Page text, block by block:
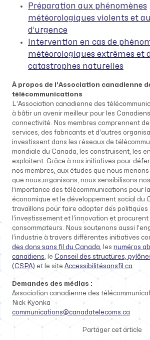
Préparation aux phénomènes
météorologiques violents et
d’urgence
Intervention en cas de
météorologiques extrêmes et
catastrophes naturelles
À propos de l’Association canadienne
télécommunications
L’Association canadienne des
à bâtir un avenir meilleur pour les
connectivité. Nos membres comprennent
services, des fabricants et d’autres
investissent dans les réseaux de
mondiale du Canada, les construisent, les
exploitent. Grâce à nos initiatives pour
nos membres, aux études que nous
que nous organisons, nous sensibilisons
l’importance des télécommunications pour
économique et le développement social du
travaillons pour faire adopter des politiques
l’investissement et l’innovation et
consommateurs. Nous soutenons aussi
l’industrie à travers différentes initiatives
des dons sans fil du Canada , les numéros
canadiens , le Conseil des structures,
(CSPA) et le site Accessibilitésansfil.ca
Demandes des médias :
Association canadienne des
Nick Kyonka
communications@canadatelecoms.ca
Partager cet article